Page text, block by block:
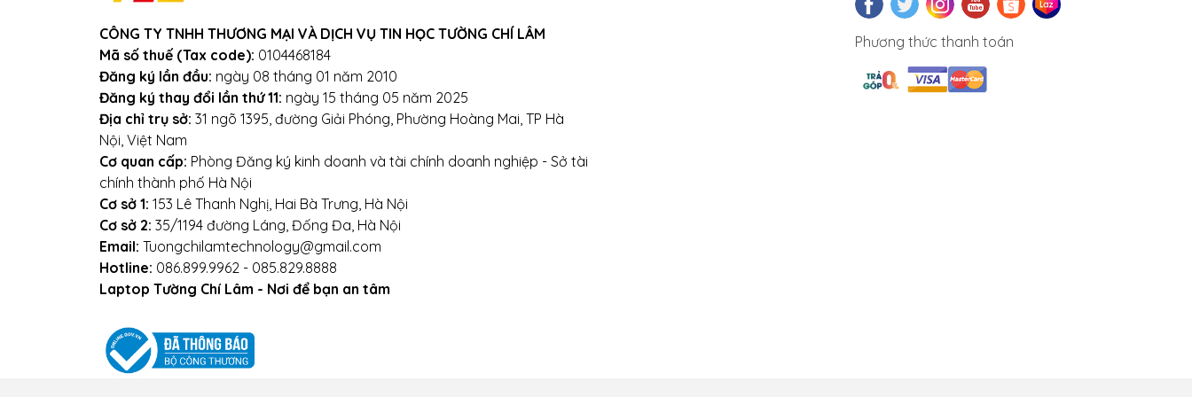
Địa chỉ: Số 153 Lê Thanh Nghị- Phường Đồng Tâm- Quận Hai Bà Trưng- Hà Nội.
Website:
CÔNG TY TNHH THƯƠNG MẠI VÀ DỊCH VỤ TIN HỌC TƯỜNG CHÍ LÂM
Mã số thuế (Tax code): 0104468184
Đăng ký lần đầu: ngày 08 tháng 01 năm 2010
Đăng ký thay đổi lần thứ 11: ngày 15 tháng 05 năm 2025
Địa chỉ trụ sở: 31 ngõ 1395, đường Giải Phóng, Phường Hoàng Mai, TP Hà
Nội, Việt Nam
Cơ quan cấp: Phòng Đăng ký kinh doanh và tài chính doanh nghiệp - Sở tài
chính thành phố Hà Nội
Cơ sở 1: 153 Lê Thanh Nghị, Hai Bà Trưng, Hà Nội
Cơ sở 2: 35/1194 đường Láng, Đống Đa, Hà Nội
Email: Tuongchilamtechnology@gmail.com
Hotline: 086.899.9962 - 085.829.8888
Laptop Tường Chí Lâm - Nơi để bạn an tâm
Phương thức thanh toán